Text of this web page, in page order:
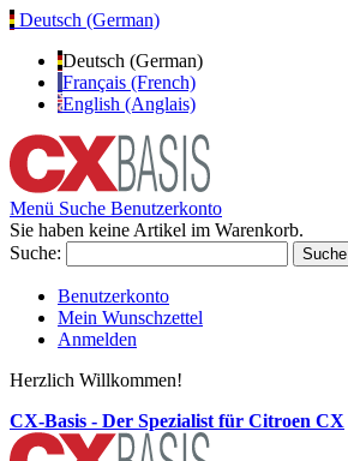
Deutsch (German)
Deutsch (German)
Français (French)
English (Anglais)
Menü Suche Benutzerkonto
Sie haben keine Artikel im Warenkorb.
Suche:
Suche
Benutzerkonto
Mein Wunschzettel
Anmelden
Herzlich Willkommen!
CX-Basis - Der Spezialist für Citroen CX